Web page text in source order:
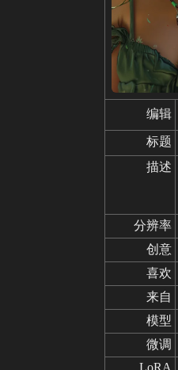
编辑
标题
描述
分辨率
创意
喜欢
来自
模型
微调
LoRA